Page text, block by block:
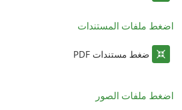
اضغط ملفات المستندات
ضغط مستندات PDF
اضغط ملفات الصور